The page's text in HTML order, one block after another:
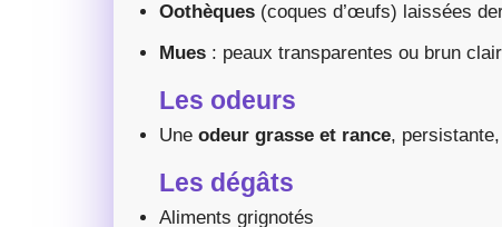
Oothèques (coques d’œufs) laissées
Mues : peaux transparentes ou brun clair
Les odeurs
Une odeur grasse et rance,
Les dégâts
Aliments grignotés